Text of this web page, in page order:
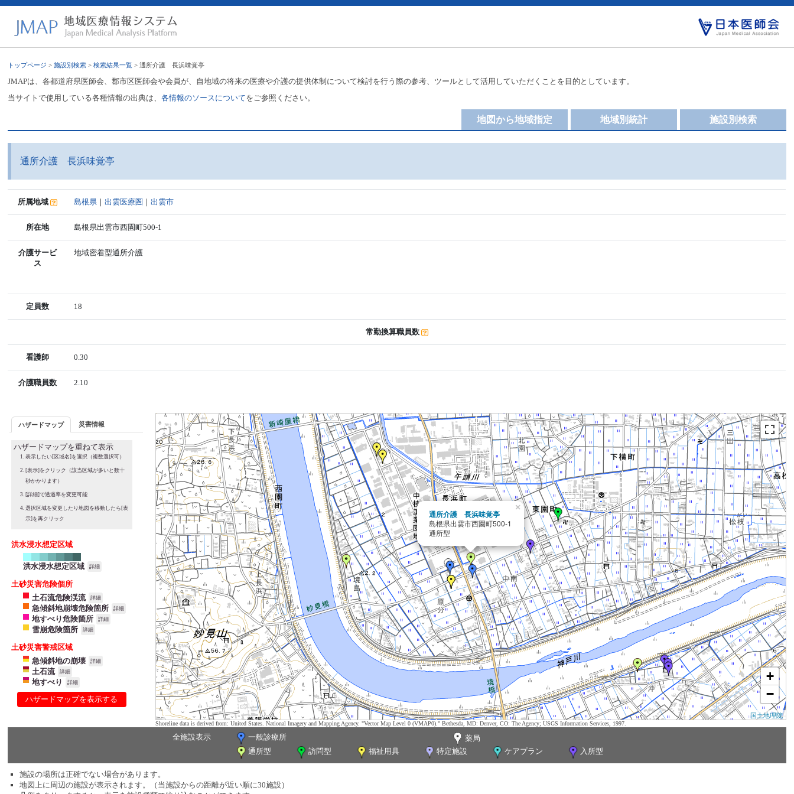
トップページ >施設別検索 >検索結果一覧 > 通所介護 長浜味覚亭
JMAPは、各都道府県医師会、郡市区医師会や会員が、自地域の将来の医療や介護の提供体制について検討を行う際の参考、ツールとして活用していただくことを目的としています。
当サイトで使用している各種情報の出典は、各情報のソースについてをご参照ください。
施設別検索
地域別統計
地図から地域指定
通所介護 長浜味覚亭
所属地域 島根県 ｜出雲医療圏 ｜出雲市
所在地 島根県出雲市西園町500-1
介護サービ
ス
地域密着型通所介護
定員数 18
常勤換算職員数
看護師 0.30
介護職員数 2.10
ハザードマップ 災害情報
ハザードマップを重ねて表示
表示したい[区域名]を選択（複数選択可）
[表示]をクリック（該当区域が多いと数十
秒かかります）
[詳細]で透過率を変更可能
選択区域を変更したり地図を移動したら[表
示]を再クリック
洪水浸水想定区域
洪水浸水想定区域 詳細
土砂災害危険個所
土石流危険渓流
詳細
急傾斜地崩壊危険箇所 詳細
地すべり危険箇所 詳細
雪崩危険箇所 詳細
土砂災害警戒区域
急傾斜地の崩壊
詳細
土石流 詳細
地すべり 詳細
ハザードマップを表示する
通所介護 長浜味覚亭
島根県出雲市西園町500-1
通所型
×
+
−
国土地理院
Shoreline data is derived from: United States. National Imagery and Mapping Agency. "Vector Map Level 0 (VMAP0)." Bethesda, MD: Denver, CO: The Agency; USGS Information Services, 1997.
全施設表示 一般診療所
薬局
通所型
訪問型 福祉用具 特定施設 ケアプラン 入所型
施設の場所は正確でない場合があります。
地図上に周辺の施設が表示されます。（当施設からの距離が近い順に30施設）